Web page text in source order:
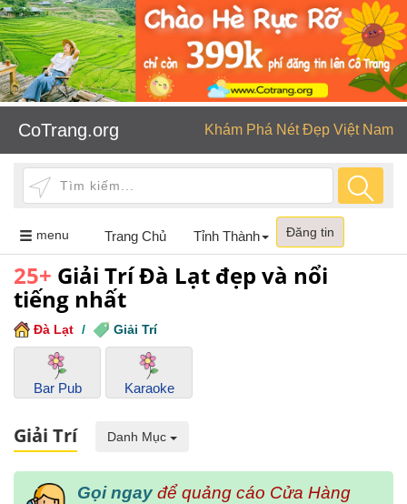
CoTrang.org Khám Phá Nét Đẹp Việt Nam
menu Toggle
navigation
Trang Chủ Tỉnh Thành Đăng tin
25+ Giải Trí Đà Lạt đẹp và nổi
tiếng nhất
Đà Lạt / Giải Trí
Bar Pub Karaoke
Giải Trí Danh Mục
Gọi ngay để quảng cáo Cửa Hàng